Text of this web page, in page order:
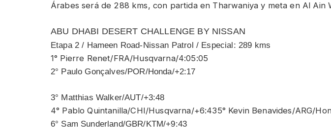
Árabes será de 288 kms, con partida en Tharwaniya y meta en Al Ain
ABU DHABI DESERT CHALLENGE BY NISSAN
Etapa 2 / Hameen Road-Nissan Patrol / Especial: 289 kms
1° Pierre Renet/FRA/Husqvarna/4:05:05
2° Paulo Gonçalves/POR/Honda/+2:17
3° Matthias Walker/AUT/+3:48
4° Pablo Quintanilla/CHI/Husqvarna/+6:435° Kevin Benavides/ARG/
6° Sam Sunderland/GBR/KTM/+9:43